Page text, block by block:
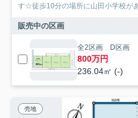
す☆徒歩10分の場所に山田小学校が
販売中の区画
全2区画 D区画
800万円
236.04㎡ (-)
売地